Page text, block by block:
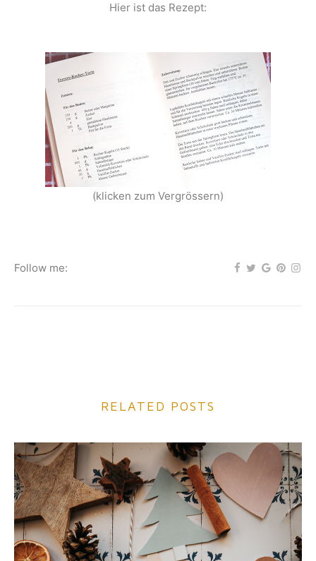
Hier ist das Rezept:
(klicken zum Vergrössern)
Follow me:
RELATED POSTS